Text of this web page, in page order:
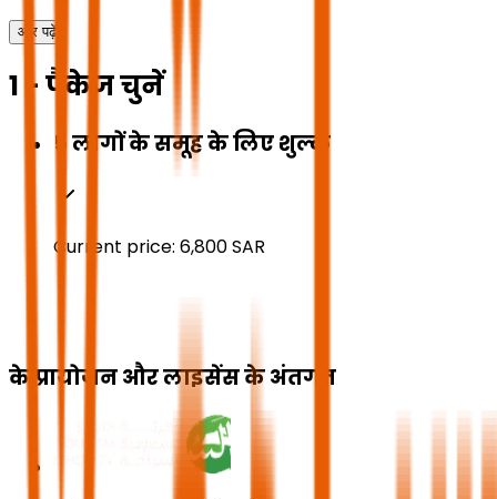
और पढ़ें
1 - पैकेज चुनें
5 लोगों के समूह के लिए शुल्क
Current price: 6,800SAR
के प्रायोजन और लाइसेंस के अंतर्गत